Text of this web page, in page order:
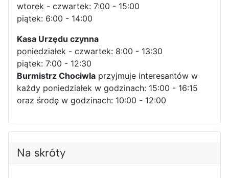
wtorek - czwartek: 7:00 - 15:00
piątek: 6:00 - 14:00
Kasa Urzędu czynna
poniedziałek - czwartek: 8:00 - 13:30
piątek: 7:00 - 12:30
Burmistrz Chociwla przyjmuje interesantów w
każdy poniedziałek w godzinach: 15:00 - 16:15
oraz środę w godzinach: 10:00 - 12:00
Na skróty